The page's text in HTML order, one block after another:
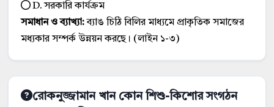
D. সরকারি কার্যক্রম
সমাধান ও ব্যাখ্যা:ব্যাঙ চিঠি বিলির মাধ্যমে প্রাকৃতিক সমাজের
মধ্যকার সম্পর্ক উন্নয়ন করছে। (লাইন ১-৩)
রোকনুজ্জামান খান কোন শিশু-কিশোর সংগঠন